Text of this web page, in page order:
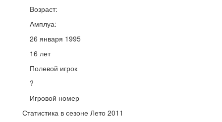
Возраст:
Амплуа:
26 января 1995
16 лет
Полевой игрок
?
Игровой номер
Статистика в сезоне Лето 2011